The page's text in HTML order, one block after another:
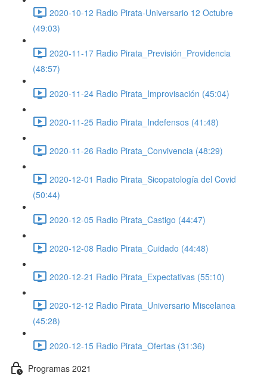
2020-10-12 Radio Pirata-Universario 12 Octubre
(49:03)
2020-11-17 Radio Pirata_Previsión_Providencia
(48:57)
2020-11-24 Radio Pirata_Improvisación (45:04)
2020-11-25 Radio Pirata_Indefensos (41:48)
2020-11-26 Radio Pirata_Convivencia (48:29)
2020-12-01 Radio Pirata_Sicopatología del Covid
(50:44)
2020-12-05 Radio Pirata_Castigo (44:47)
2020-12-08 Radio Pirata_Cuidado (44:48)
2020-12-21 Radio Pirata_Expectativas (55:10)
2020-12-12 Radio Pirata_Universario Miscelanea
(45:28)
2020-12-15 Radio Pirata_Ofertas (31:36)
Programas 2021